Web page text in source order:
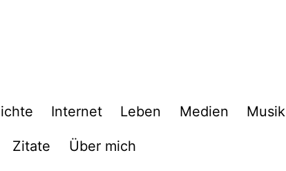
Internet Leben Medien Musik
Zitate Über mich